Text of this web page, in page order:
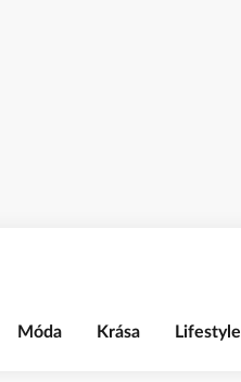
Móda Krása Lifestyle